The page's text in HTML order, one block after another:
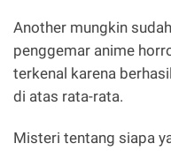
Another mungkin
penggemar anime
terkenal karena
di atas rata-rata.
Misteri tentang siapa